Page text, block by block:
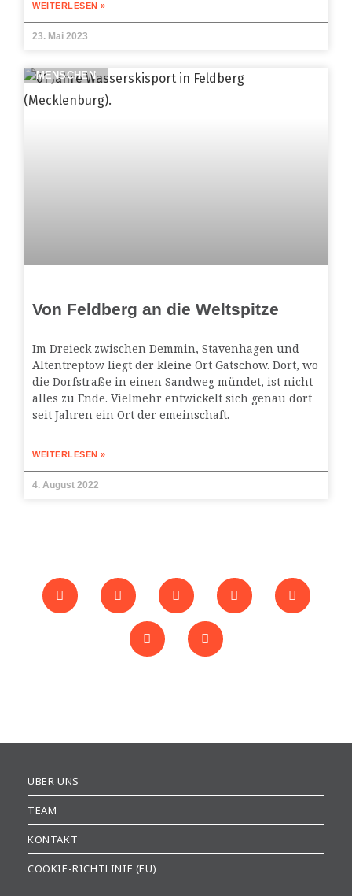
WEITERLESEN »
23. Mai 2023
MENSCHEN
Von Feldberg an die Weltspitze
Im Dreieck zwischen Demmin, Stavenhagen und
Altentreptow liegt der kleine Ort Gatschow. Dort, wo
die Dorfstraße in einen Sandweg mündet, ist nicht
alles zu Ende. Vielmehr entwickelt sich genau dort
seit Jahren ein Ort der emeinschaft.
WEITERLESEN »
4. August 2022
ÜBER UNS
TEAM
KONTAKT
COOKIE-RICHTLINIE (EU)